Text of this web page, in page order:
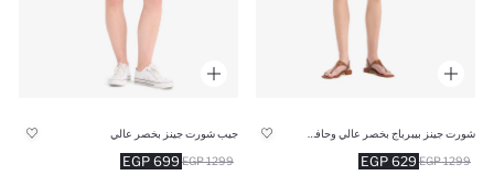
شورت جينز بيبرباج بخصر عالي وحافة مطوية
629 EGP 1299 EGP
جيب شورت جينز بخصر عالي
699 EGP 1299 EGP